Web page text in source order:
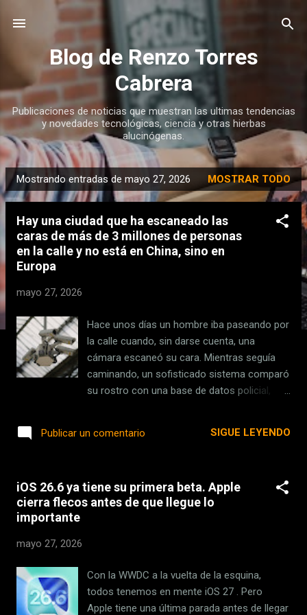
Ir al contenido principal
Blog de Renzo Torres
Cabrera
Publicaciones de noticias que muestran las ultimas tendencias
y novedades tecnológicas, ciencia y otras hierbas
alucinógenas.
E
n
Mostrando entradas de mayo 27, 2026 MOSTRAR TODO
Hay una ciudad que ha escaneado las
caras de más de 3 millones de personas
en la calle y no está en China, sino en
Europa
mayo 27, 2026
Hace unos días un hombre iba paseando por
la calle cuando, sin darse cuenta, una
cámara escaneó su cara. Mientras seguía
caminando, un sofisticado sistema comparó
su rostro con una base de datos policial,
ciudad de las cámaras . Londres es una de
600.000 cámaras controlando todo lo que
pasa. Desde hace unos años, además,
siendo tan efectivo como polémico. En
Xataka Una sola empresa fabrica muchas de
las cámaras y vigilabebés de marca blanca
Publicar un comentario SIGUE LEYENDO
iOS 26.6 ya tiene su primera beta. Apple
cierra flecos antes de que llegue lo
importante
mayo 27, 2026
Con la WWDC a la vuelta de la esquina,
todos tenemos en mente iOS 27 . Pero
Apple tiene una última parada antes de llegar